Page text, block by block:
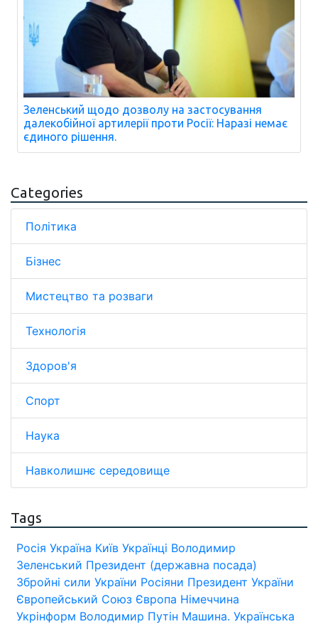
Зеленський щодо дозволу на застосування
далекобійної артилерії проти Росії: Наразі немає
єдиного рішення.
Categories
Політика
Бізнес
Мистецтво та розваги
Технологія
Здоров'я
Спорт
Наука
Навколишнє середовище
Tags
Росія Україна Київ Українці Володимир
Зеленський Президент (державна посада)
Збройні сили України Росіяни Президент України
Європейський Союз Європа Німеччина
Укрінформ Володимир Путін Машина. Українська